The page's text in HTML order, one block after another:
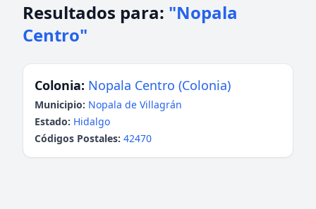
Resultados para: "Nopala
Centro"
Colonia: Nopala Centro (Colonia)
Municipio: Nopala de Villagrán
Estado: Hidalgo
Códigos Postales: 42470